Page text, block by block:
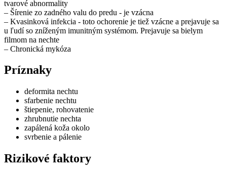
tvarové abnormality
– Šírenie zo zadného valu do predu - je vzácna
– Kvasinková infekcia - toto ochorenie je tiež vzácne a prejavuje sa
u ľudí so zníženým imunitným systémom. Prejavuje sa bielym
filmom na nechte
– Chronická mykóza
Príznaky
deformita nechtu
sfarbenie nechtu
štiepenie, rohovatenie
zhrubnutie nechta
zapálená koža okolo
svrbenie a pálenie
Rizikové faktory